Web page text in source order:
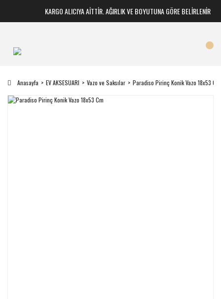
KARGO ALICIYA AİTTİR. AĞIRLIK VE BOYUTUNA GÖRE BELİRLENİR
Anasayfa EV AKSESUARI Vazo ve Saksılar Paradiso Pirinç Konik Vazo 18x53 Cm